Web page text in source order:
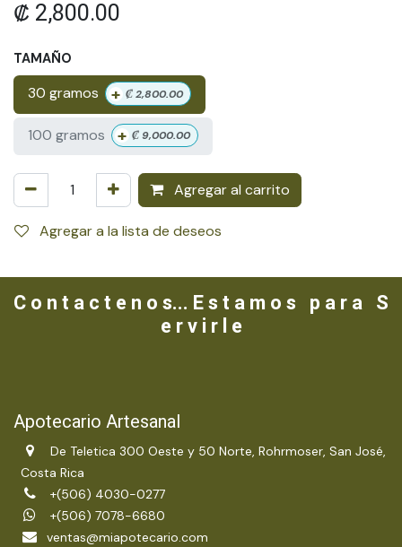
₡ 2,800.00
TAMAÑO
30 gramos + ₡2,800.00
100 gramos + ₡9,000.00
Agregar al carrito
Agregar a la lista de deseos
C o n t a c t e n o s... E s t a m o s p a r a S
e r v i r l e
Apotecario Artesanal
De Teletica 300 Oeste y 50 Norte, Rohrmoser, San José,
Costa Rica
+(506) 4030-0277
+(506) 7078-6680
ventas@miapotecario.com